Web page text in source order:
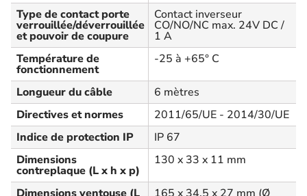
Type de contact porte
verrouillée/déverrouillée
et pouvoir de coupure
Contact inverseur
CO/NO/NC max. 24V DC /
1 A
Température de
fonctionnement
-25 à +65° C
Longueur du câble
6 mètres
Directives et normes
2011/65/UE - 2014/30/UE
Indice de protection IP
IP 67
Dimensions
contreplaque (L x h x p)
130 x 33 x 11 mm
Dimensions ventouse (L 165 x 34,5 x 27 mm (Ø